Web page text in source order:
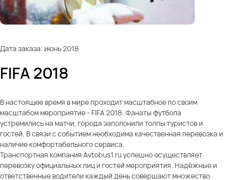
Дата заказа: июнь 2018
FIFA 2018
В настоящее время в мире проходит масштабное по своим
масштабом мероприятие - FIFA 2018. Фанаты футбола
устремились на матчи, города заполонили толпы туристов и
гостей. В связи с событием необходима качественная перевозка и
наличие комфортабельного сервиса.
Транспортная компания Avtobus1.ru успешно осуществляет
перевозку официальных лиц и гостей мероприятия. Надёжные и
ответственные водители каждый день совершают множество